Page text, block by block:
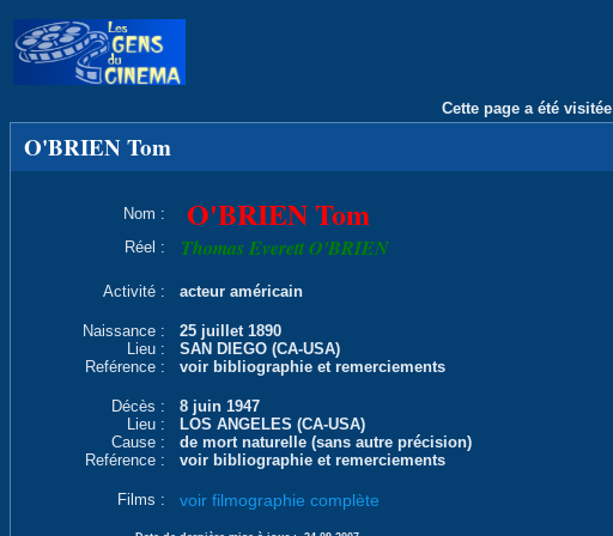
Cette page a été visitée
O'BRIEN Tom
Nom : O'BRIEN Tom
Réel : Thomas Everett O'BRIEN
Activité : acteur américain
Naissance :
25 juillet 1890
Lieu :
SAN DIEGO (CA-USA)
Reférence :
voir bibliographie et remerciements
Décès :
8 juin 1947
Lieu :
LOS ANGELES (CA-USA)
Cause :
de mort naturelle (sans autre précision)
Reférence :
voir bibliographie et remerciements
Films : voir filmographie complète